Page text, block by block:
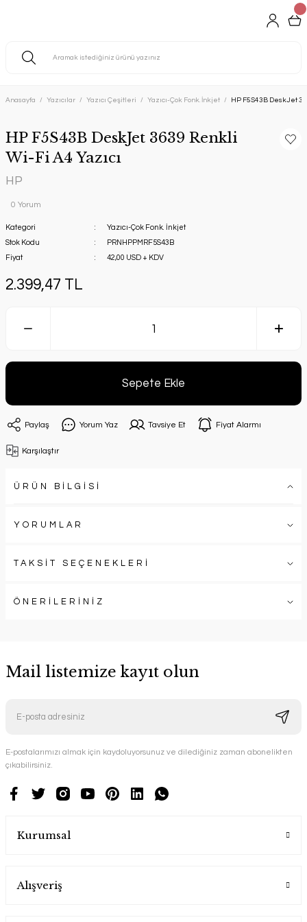
Anasayfa Yazıcılar Yazıcı Çeşitleri Yazıcı-Çok Fonk. İnkjet HP F5S43B DeskJet
HP F5S43B DeskJet 3639 Renkli
Wi-Fi A4 Yazıcı
HP
0 Yorum
Kategori
Yazıcı-Çok Fonk. İnkjet
Stok Kodu
PRNHPPMRF5S43B
Fiyat
42,00 USD + KDV
2.399,47 TL
Sepete Ekle
Paylaş Yorum Yaz Tavsiye Et Fiyat Alarmı
Karşılaştır
ÜRÜN BİLGİSİ
YORUMLAR
TAKSİT SEÇENEKLERİ
ÖNERİLERİNİZ
Mail listemize kayıt olun
E-postalarımızı almak için kaydoluyorsunuz ve dilediğiniz zaman abonelikten
çıkabilirsiniz.
Kurumsal
Alışveriş